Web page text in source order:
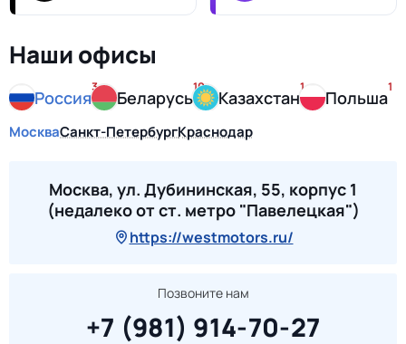
Наши офисы
Россия
3
Беларусь
10
Казахстан
1
Польша
1
МоскваСанкт-ПетербургКраснодар
Москва, ул. Дубининская, 55, корпус 1
(недалеко от ст. метро "Павелецкая")
https://westmotors.ru/
Позвоните нам
+7 (981) 914-70-27